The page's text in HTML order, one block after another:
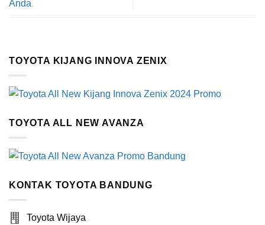
Anda
TOYOTA KIJANG INNOVA ZENIX
TOYOTA ALL NEW AVANZA
KONTAK TOYOTA BANDUNG
Toyota Wijaya